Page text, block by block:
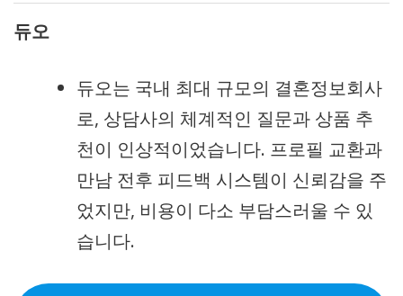
듀오
듀오는 국내 최대 규모의 결혼정보회사
로, 상담사의 체계적인 질문과 상품 추
천이 인상적이었습니다. 프로필 교환과
만남 전후 피드백 시스템이 신뢰감을 주
었지만, 비용이 다소 부담스러울 수 있
습니다.